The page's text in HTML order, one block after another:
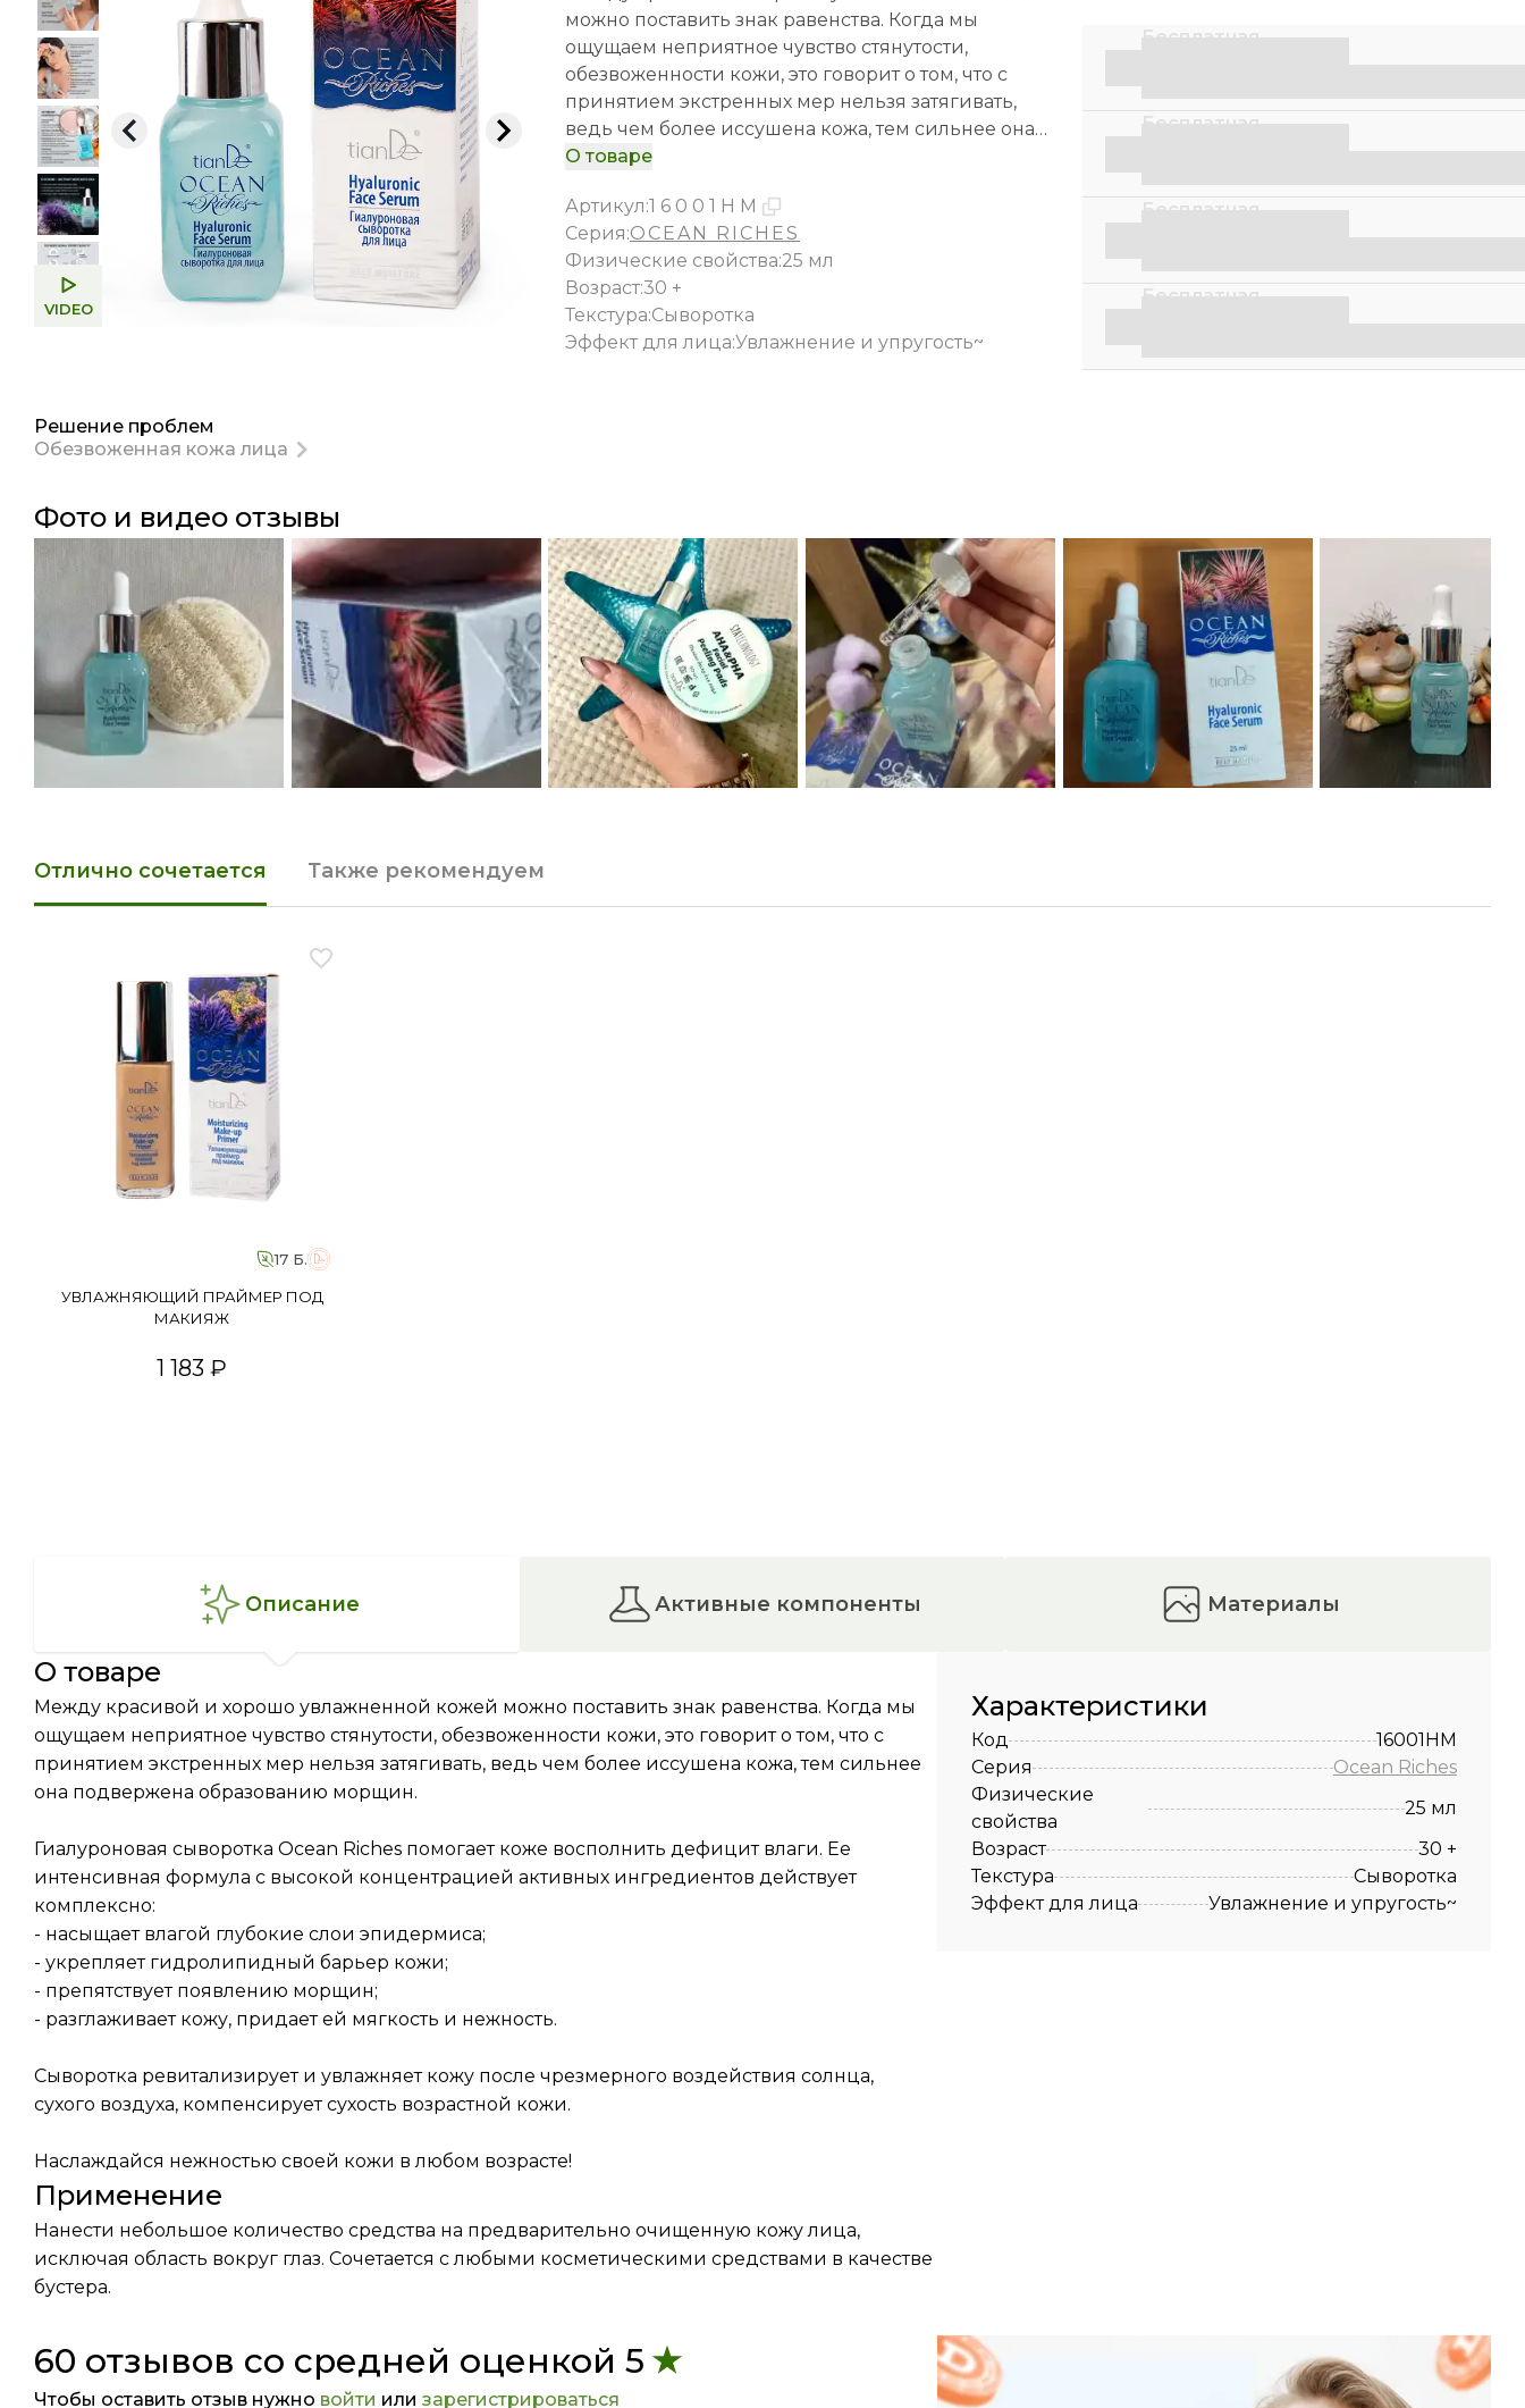
VIDEO
можно поставить знак равенства. Когда мы
ощущаем неприятное чувство стянутости,
обезвоженности кожи, это говорит о том, что с
принятием экстренных мер нельзя затягивать,
ведь чем более иссушена кожа, тем сильнее она
подвержена образованию морщин. Гиалуроновая
восполнить дефицит влаги. Ее интенсивная
формула с высокой концентрацией активных
ингредиентов действует комплексно: - насыщает
влагой глубокие слои эпидермиса; - укрепляет
гидролипидный барьер кожи; - препятствует
появлению морщин; - разглаживает кожу,
О товаре
Артикул:16001HM
Серия:OCEAN RICHES
Физические свойства:25 мл
Возраст:30 +
Текстура:Сыворотка
Эффект для лица:Увлажнение и упругость~
Бесплатная
Бесплатная
Бесплатная
Бесплатная
Решение проблем
Обезвоженная кожа лица
фото и видео отзывы
Отлично сочетается Также рекомендуем
17 Б.
УВЛАЖНЯЮЩИЙ ПРАЙМЕР ПОД
МАКИЯЖ
1 183 ₽
описание активные компоненты материалы
о товаре
Между красивой и хорошо увлажненной кожей можно поставить знак равенства. Когда мы
ощущаем неприятное чувство стянутости, обезвоженности кожи, это говорит о том, что с
принятием экстренных мер нельзя затягивать, ведь чем более иссушена кожа, тем сильнее
она подвержена образованию морщин.
Гиалуроновая сыворотка Ocean Riches помогает коже восполнить дефицит влаги. Ее
интенсивная формула с высокой концентрацией активных ингредиентов действует
комплексно:
- насыщает влагой глубокие слои эпидермиса;
- укрепляет гидролипидный барьер кожи;
- препятствует появлению морщин;
- разглаживает кожу, придает ей мягкость и нежность.
Сыворотка ревитализирует и увлажняет кожу после чрезмерного воздействия солнца,
сухого воздуха, компенсирует сухость возрастной кожи.
Наслаждайся нежностью своей кожи в любом возрасте!
Применение
Нанести небольшое количество средства на предварительно очищенную кожу лица,
исключая область вокруг глаз. Сочетается с любыми косметическими средствами в качестве
бустера.
Характеристики
Код
16001HM
Серия
Ocean Riches
Физические
свойства
25 мл
Возраст
30 +
Текстура
Сыворотка
Эффект для лица
Увлажнение и упругость~
60 отзывов со средней оценкой 5
Чтобы оставить отзыв нужно войти или зарегистрироваться